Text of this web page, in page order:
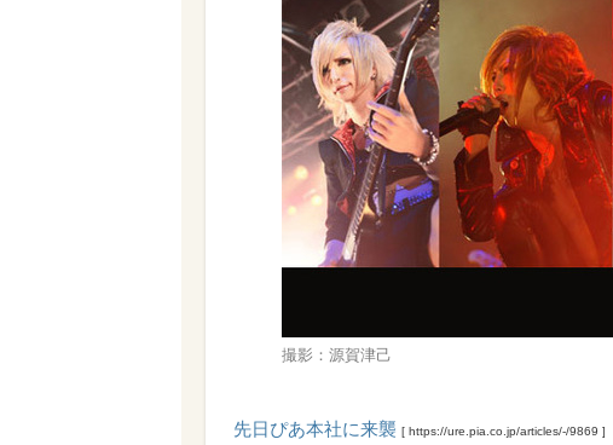
撮影：源賀津己
先日ぴあ本社に来襲 [ https://ure.pia.co.jp/articles/-/9869 ]